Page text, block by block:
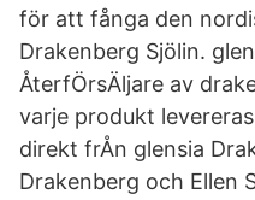
för att fånga den
Drakenberg Sjölin.
ÅterfÖrsÄljare av
varje produkt
direkt frÅn glensia
Drakenberg och Ellen